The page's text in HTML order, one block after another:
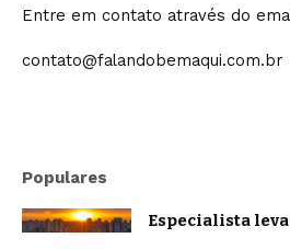
Entre em contato através do
contato@falandobemaqui.com.br
Populares
Especialista